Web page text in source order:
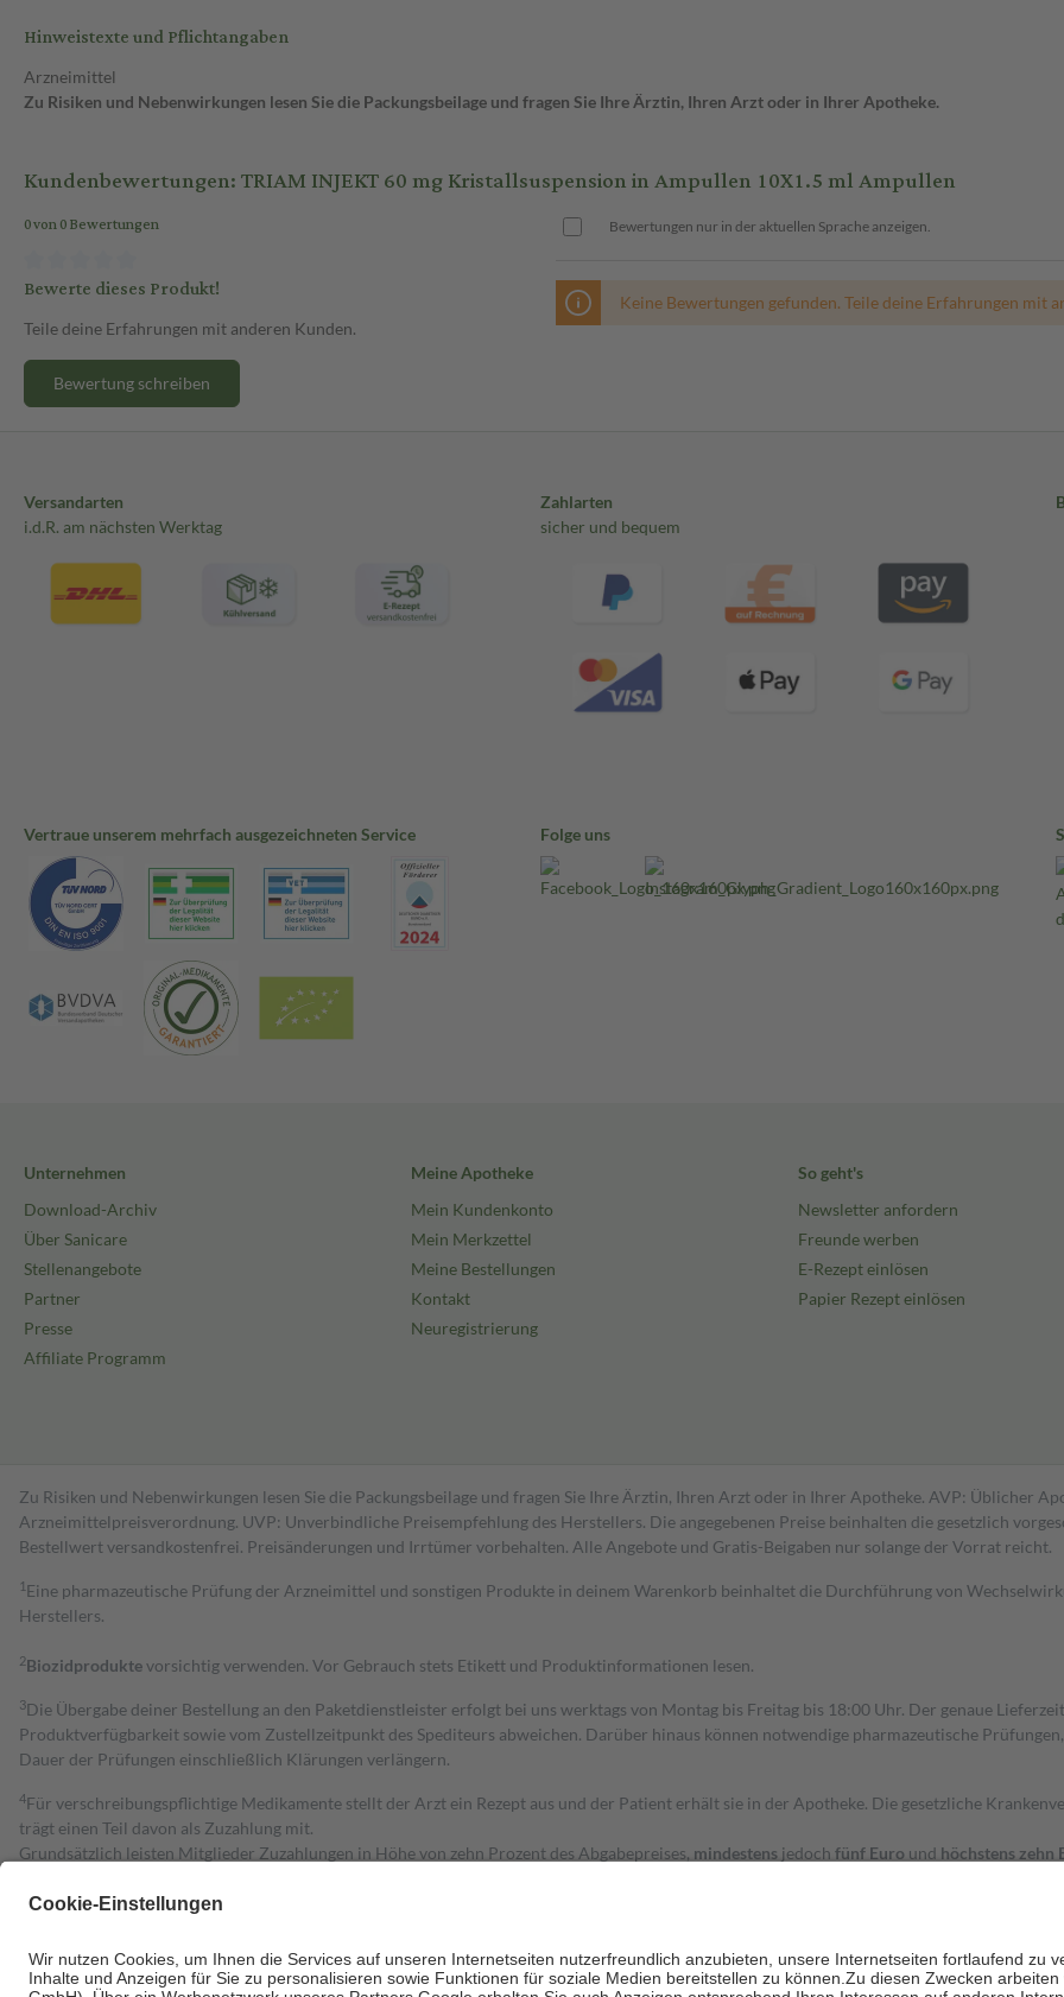
Hinweistexte und Pflichtangaben
Arzneimittel
Zu Risiken und Nebenwirkungen lesen Sie die Packungsbeilage und fragen Sie Ihre Ärztin, Ihren Arzt oder in Ihrer Apotheke.
Kundenbewertungen: TRIAM INJEKT 60 mg Kristallsuspension in Ampullen 10X1.5 ml Ampullen
0 von 0 Bewertungen
Bewerte dieses Produkt!
Teile deine Erfahrungen mit anderen Kunden.
Bewertung schreiben
Bewertungen nur in der aktuellen Sprache anzeigen.
Keine Bewertungen gefunden. Teile deine Erfahrungen mit
Versandarten
i.d.R. am nächsten Werktag
Zahlarten
sicher und bequem
Vertraue unserem mehrfach ausgezeichneten Service Folge uns
Unternehmen
Download-Archiv
Über Sanicare
Stellenangebote
Partner
Presse
Affiliate Programm
Meine Apotheke
Mein Kundenkonto
Mein Merkzettel
Meine Bestellungen
Kontakt
Neuregistrierung
So geht's
Newsletter anfordern
Freunde werben
E-Rezept einlösen
Papier Rezept einlösen
Zu Risiken und Nebenwirkungen lesen Sie die Packungsbeilage und fragen Sie Ihre Ärztin, Ihren Arzt oder in Ihrer Apotheke. AVP: Üblicher
Arzneimittelpreisverordnung. UVP: Unverbindliche Preisempfehlung des Herstellers. Die angegebenen Preise beinhalten die gesetzlich
Bestell­wert versand­kosten­frei. Preisänderungen und Irrtümer vorbehalten. Alle Angebote und Gratis-Beigaben nur solange der Vorrat reicht.
1 Eine pharmazeutische Prüfung der Arzneimittel und sonstigen Produkte in deinem Warenkorb beinhaltet die Durchführung von
Herstellers.
2Biozidproduktevorsichtig verwenden. Vor Gebrauch stets Etikett und Produktinformationen lesen.
3Die Übergabe deiner Bestellung an den Paketdienstleister erfolgt bei uns werktags von Montag bis Freitag bis 18:00 Uhr. Der genaue
Produktverfügbarkeit sowie vom Zustellzeitpunkt des Spediteurs abweichen. Darüber hinaus können notwendige pharmazeutische
Dauer der Prüfungen einschließlich Klärungen verlängern.
4Für verschreibungspflichtige Medikamente stellt der Arzt ein Rezept aus und der Patient erhält sie in der Apotheke. Die gesetzliche
trägt einen Teil davon als Zuzahlung mit.
Grundsätzlich leisten Mitglieder Zuzahlungen in Höhe von zehn Prozent des Abgabepreises, mindestens jedoch fünf Euro und höchstens zehn
Diese Regeln gelten grundsätzlich auch für Online-Apotheken.
Um das Engagement der Versicherten für ihre eigene Gesundheit zu stärken und die besondere Stellung der Familie zu unterstützen, fallen
• Kindern und Jugendlichen bis zum vollendeten 18. Lebensjahr mit Ausnahme der Fahrkosten